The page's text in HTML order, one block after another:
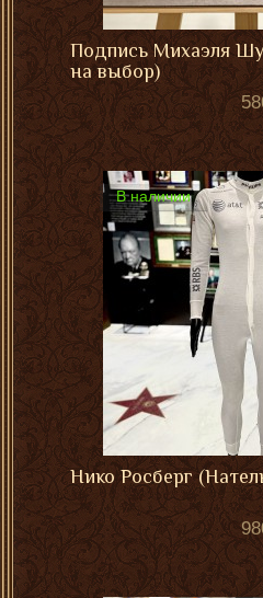
Подпись Михаэля
на выбор)
В наличии
Нико Росберг